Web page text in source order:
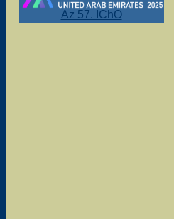
Az 57. IChO